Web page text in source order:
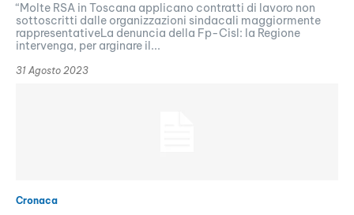
“Molte RSA in Toscana applicano contratti di lavoro non
sottoscritti dalle organizzazioni sindacali maggiormente
rappresentativeLa denuncia della Fp-Cisl: la Regione
intervenga, per arginare il...
31 Agosto 2023
Cronaca